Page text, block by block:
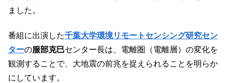
ました。
番組に出演した千葉大学環境リモートセンシング研究セン
ターの服部克巳センター長は、電離圏（電離層）の変化を
観測することで、大地震の前兆を捉えられることを明らか
にしています。